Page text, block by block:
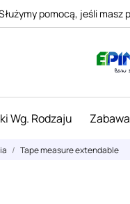
pomocą, jeśli
Wg. Rodzaju
Tape measure extendable